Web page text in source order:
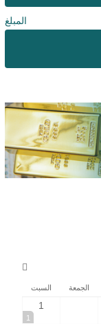
المبلغ
الجمعة السبت
1
1